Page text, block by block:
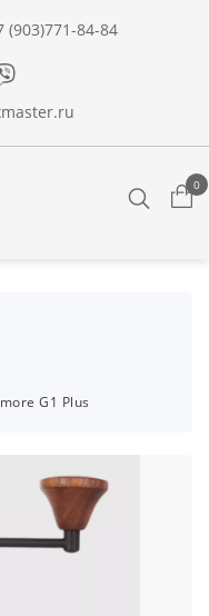
(903)771-84-84
Viber
0
G1 Plus